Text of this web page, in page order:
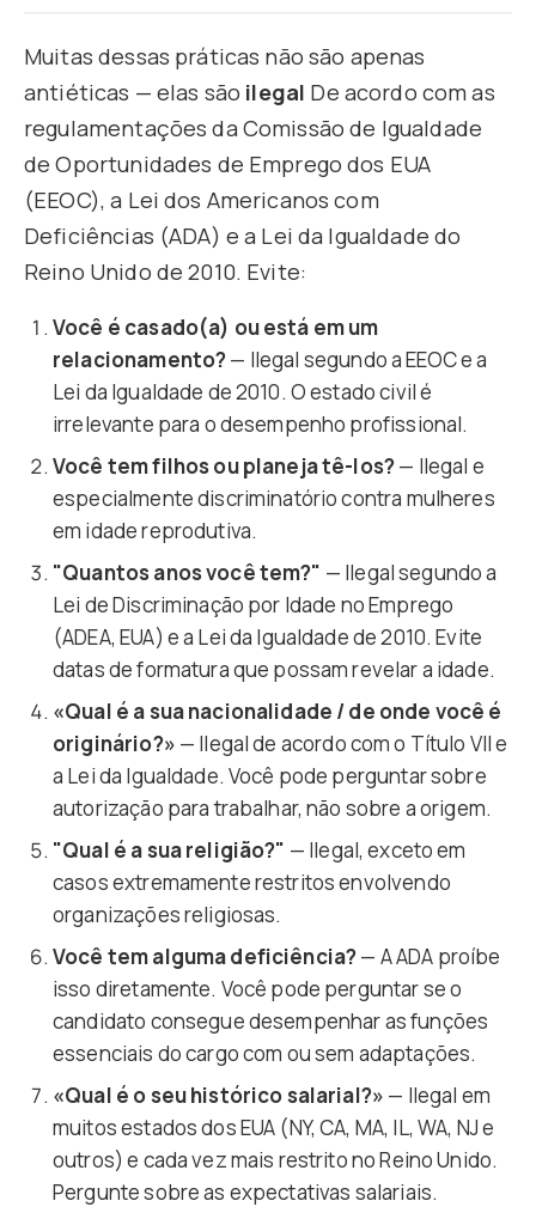
Muitas dessas práticas não são apenas
antiéticas — elas são ilegal De acordo com as
regulamentações da Comissão de Igualdade
de Oportunidades de Emprego dos EUA
(EEOC), a Lei dos Americanos com
Deficiências (ADA) e a Lei da Igualdade do
Reino Unido de 2010. Evite:
Você é casado(a) ou está em um
relacionamento?— Ilegal segundo a EEOC e a
Lei da Igualdade de 2010. O estado civil é
irrelevante para o desempenho profissional.
Você tem filhos ou planeja tê-los?— Ilegal e
especialmente discriminatório contra mulheres
em idade reprodutiva.
"Quantos anos você tem?" — Ilegal segundo a
Lei de Discriminação por Idade no Emprego
(ADEA, EUA) e a Lei da Igualdade de 2010. Evite
datas de formatura que possam revelar a idade.
«Qual é a sua nacionalidade / de onde você é
originário?» — Ilegal de acordo com o Título VII e
a Lei da Igualdade. Você pode perguntar sobre
autorização para trabalhar, não sobre a origem.
"Qual é a sua religião?" — Ilegal, exceto em
casos extremamente restritos envolvendo
organizações religiosas.
Você tem alguma deficiência?— A ADA proíbe
isso diretamente. Você pode perguntar se o
candidato consegue desempenhar as funções
essenciais do cargo com ou sem adaptações.
«Qual é o seu histórico salarial?» — Ilegal em
muitos estados dos EUA (NY, CA, MA, IL, WA, NJ e
outros) e cada vez mais restrito no Reino Unido.
Pergunte sobre as expectativas salariais.